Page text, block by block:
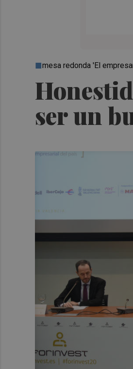
ser un
mesa redonda 'El